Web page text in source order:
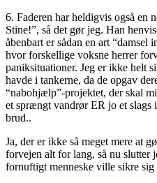
6. Faderen har heldigvis også en
Stine!”, så det gør jeg. Han
åbenbart er sådan en art “damsel
hvor forskellige voksne herrer
paniksituationer. Jeg er ikke helt
havde i tankerne, da de opgav
“nabohjælp”-projektet, der skal
et sprængt vandrør ER jo et
brud..
Ja, der er ikke så meget mere at
forvejen alt for lang, så nu slutter
fornuftigt menneske ville sikre sig